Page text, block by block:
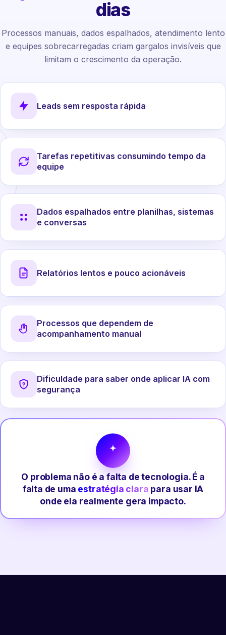
dias
Processos manuais, dados espalhados, atendimento lento
e equipes sobrecarregadas criam gargalos invisíveis que
limitam o crescimento da operação.
Leads sem resposta rápida
Tarefas repetitivas consumindo tempo da
equipe
Dados espalhados entre planilhas, sistemas
e conversas
Relatórios lentos e pouco acionáveis
Processos que dependem de
acompanhamento manual
Dificuldade para saber onde aplicar IA com
segurança
O problema não é a falta de tecnologia. É a
falta de uma estratégia clara para usar IA
onde ela realmente gera impacto.